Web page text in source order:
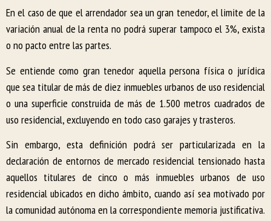
En el caso de que el arrendador sea un gran tenedor, el limite de la
variación anual de la renta no podrá superar tampoco el 3%, exista
o no pacto entre las partes.
Se entiende como gran tenedor aquella persona física o jurídica
que sea titular de más de diez inmuebles urbanos de uso residencial
o una superficie construida de más de 1.500 metros cuadrados de
uso residencial, excluyendo en todo caso garajes y trasteros.
Sin embargo, esta definición podrá ser particularizada en la
declaración de entornos de mercado residencial tensionado hasta
aquellos titulares de cinco o más inmuebles urbanos de uso
residencial ubicados en dicho ámbito, cuando así sea motivado por
la comunidad autónoma en la correspondiente memoria justificativa.